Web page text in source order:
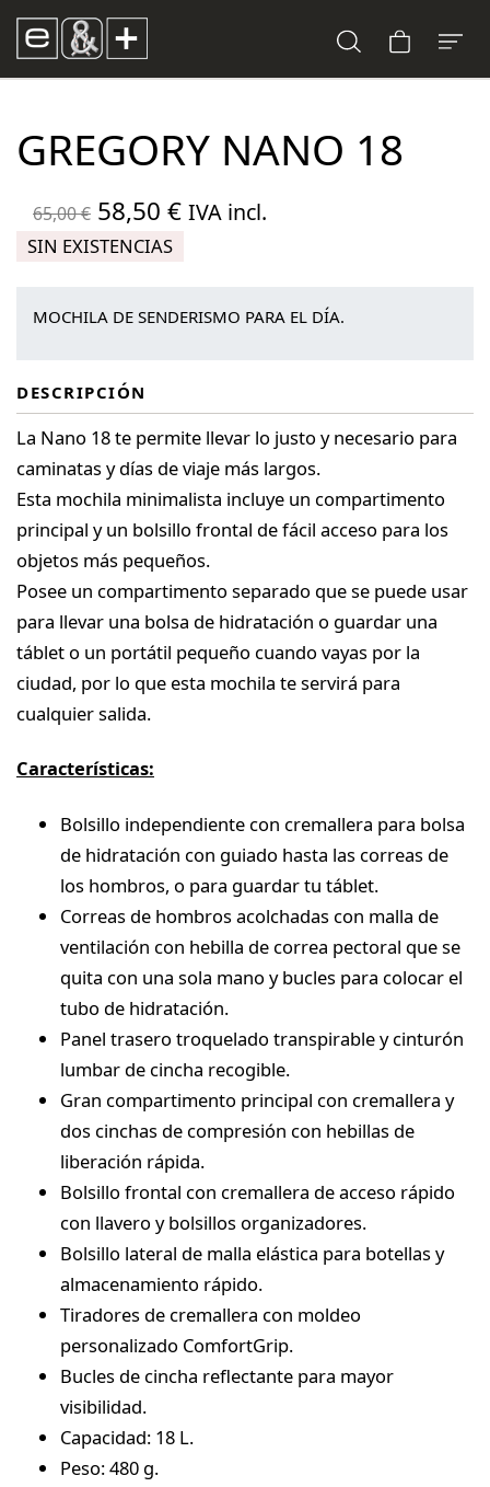
GREGORY NANO 18
65,00€ El
precio
era:
58,50 €El
es:
IVA incl.
SIN EXISTENCIAS
MOCHILA DE SENDERISMO PARA EL DÍA.
DESCRIPCIÓN
La Nano 18 te permite llevar lo justo y necesario para
caminatas y días de viaje más largos.
Esta mochila minimalista incluye un compartimento
principal y un bolsillo frontal de fácil acceso para los
objetos más pequeños.
Posee un compartimento separado que se puede usar
para llevar una bolsa de hidratación o guardar una
táblet o un portátil pequeño cuando vayas por la
ciudad, por lo que esta mochila te servirá para
cualquier salida.
Características:
Bolsillo independiente con cremallera para bolsa
de hidratación con guiado hasta las correas de
los hombros, o para guardar tu táblet.
Correas de hombros acolchadas con malla de
ventilación con hebilla de correa pectoral que se
quita con una sola mano y bucles para colocar el
tubo de hidratación.
Panel trasero troquelado transpirable y cinturón
lumbar de cincha recogible.
Gran compartimento principal con cremallera y
dos cinchas de compresión con hebillas de
liberación rápida.
Bolsillo frontal con cremallera de acceso rápido
con llavero y bolsillos organizadores.
Bolsillo lateral de malla elástica para botellas y
almacenamiento rápido.
Tiradores de cremallera con moldeo
personalizado ComfortGrip.
Bucles de cincha reflectante para mayor
visibilidad.
Capacidad: 18 L.
Peso: 480 g.